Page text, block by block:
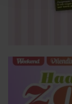
en om ons
partners voor
verzameld op
gaat akkoord
gebruiken.